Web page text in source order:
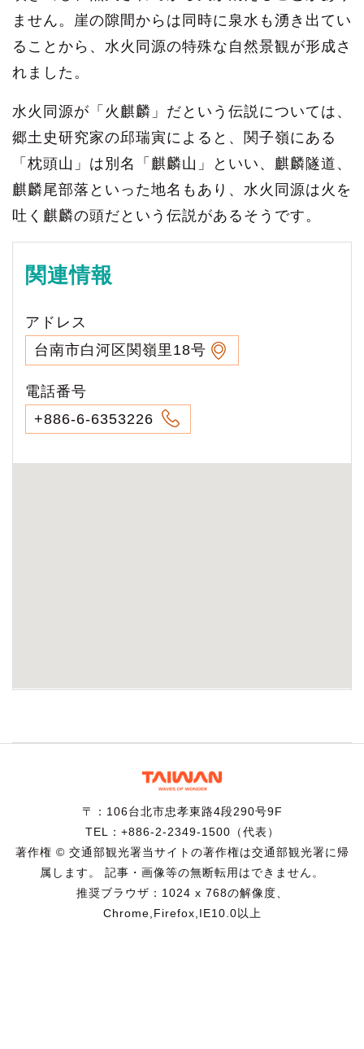
ません。崖の隙間からは同時に泉水も湧き出てい
ることから、水火同源の特殊な自然景観が形成さ
れました。
水火同源が「火麒麟」だという伝説については、
郷土史研究家の邱瑞寅によると、関子嶺にある
「枕頭山」は別名「麒麟山」といい、麒麟隧道、
麒麟尾部落といった地名もあり、水火同源は火を
吐く麒麟の頭だという伝説があるそうです。
関連情報
アドレス
台南市白河区関嶺里18号
電話番号
+886-6-6353226
〒：106台北市忠孝東路4段290号9F
TEL：+886-2-2349-1500（代表）
著作権 © 交通部観光署当サイトの著作権は交通部観光署に帰
属します。 記事・画像等の無断転用はできません。
推奨ブラウザ：1024 x 768の解像度、
Chrome,Firefox,IE10.0以上